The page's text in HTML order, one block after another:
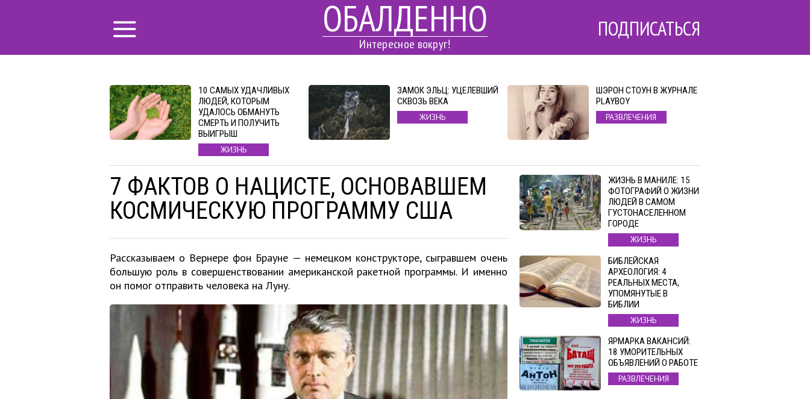
ОБАЛДЕННО
Интересное вокруг!
ПОДПИСАТЬСЯ
10 САМЫХ УДАЧЛИВЫХ
ЛЮДЕЙ, КОТОРЫМ
УДАЛОСЬ ОБМАНУТЬ
СМЕРТЬ И ПОЛУЧИТЬ
ВЫИГРЫШ
ЖИЗНЬ
ЗАМОК ЭЛЬЦ: УЦЕЛЕВШИЙ
СКВОЗЬ ВЕКА
ЖИЗНЬ
ШЭРОН СТОУН В ЖУРНАЛЕ
PLAYBOY
РАЗВЛЕЧЕНИЯ
7 ФАКТОВ О НАЦИСТЕ, ОСНОВАВШЕМ
КОСМИЧЕСКУЮ ПРОГРАММУ США
Рассказываем о Вернере фон Брауне — немецком конструкторе, сыгравшем очень
большую роль в совершенствовании американской ракетной программы. И именно
он помог отправить человека на Луну.
ЖИЗНЬ В МАНИЛЕ: 15
ФОТОГРАФИЙ О ЖИЗНИ
ЛЮДЕЙ В САМОМ
ГУСТОНАСЕЛЕННОМ
ГОРОДЕ
ЖИЗНЬ
БИБЛЕЙСКАЯ
АРХЕОЛОГИЯ: 4
РЕАЛЬНЫХ МЕСТА,
УПОМЯНУТЫЕ В
БИБЛИИ
ЖИЗНЬ
ЯРМАРКА ВАКАНСИЙ:
18 УМОРИТЕЛЬНЫХ
ОБЪЯВЛЕНИЙ О РАБОТЕ
РАЗВЛЕЧЕНИЯ